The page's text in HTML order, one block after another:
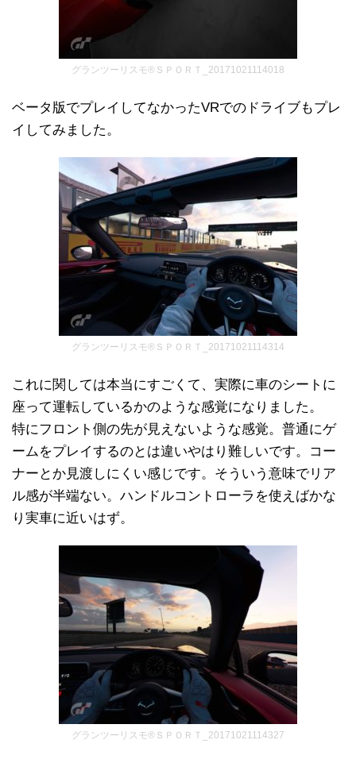
グランツーリスモ®ＳＰＯＲＴ_20171021114018
ベータ版でプレイしてなかったVRでのドライブもプレ
イしてみました。
グランツーリスモ®ＳＰＯＲＴ_20171021114314
これに関しては本当にすごくて、実際に車のシートに
座って運転しているかのような感覚になりました。
特にフロント側の先が見えないような感覚。普通にゲ
ームをプレイするのとは違いやはり難しいです。コー
ナーとか見渡しにくい感じです。そういう意味でリア
ル感が半端ない。ハンドルコントローラを使えばかな
り実車に近いはず。
グランツーリスモ®ＳＰＯＲＴ_20171021114327